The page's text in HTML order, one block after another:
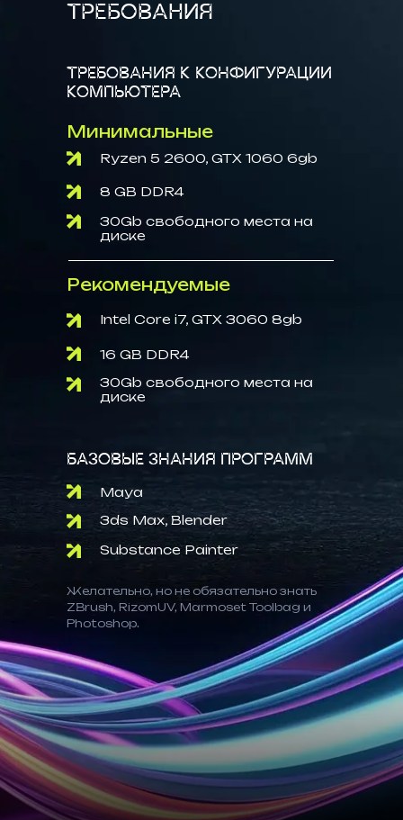
Рекомендуемые
Минимальные
ТРЕБОВАНИЯ
ТРЕБОВАНИЯ К КОНФИГУРАЦИИ
КОМПЬЮТЕРА
8 GB DDR4
Ryzen 5 2600, GTX 1060 6gb
30Gb свободного места на
диске
16 GB DDR4
Intel Core i7, GTX 3060 8gb
30Gb свободного места на
диске
Желательно, но не обязательно знать
ZBrush, RizomUV, Marmoset Toolbag и
Photoshop.
БАЗОВЫЕ ЗНАНИЯ ПРОГРАММ
Substance Painter
3ds Max, Blender
Maya